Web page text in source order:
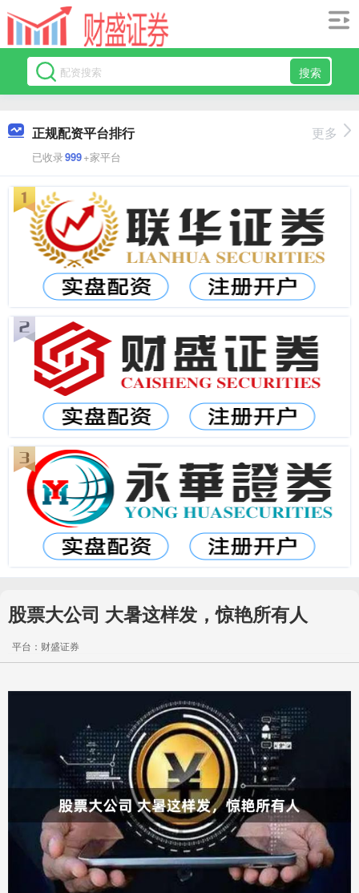
搜索
正规配资平台排行
已收录999+家平台
更多
股票大公司 大暑这样发，惊艳所有人
平台：财盛证券